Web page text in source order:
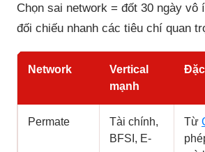
Chọn sai network = đốt 30 ngày vô
đối chiếu nhanh các tiêu chí quan
Network
Vertical
mạnh
Permate
Tài chính,
BFSI, E-
Từ